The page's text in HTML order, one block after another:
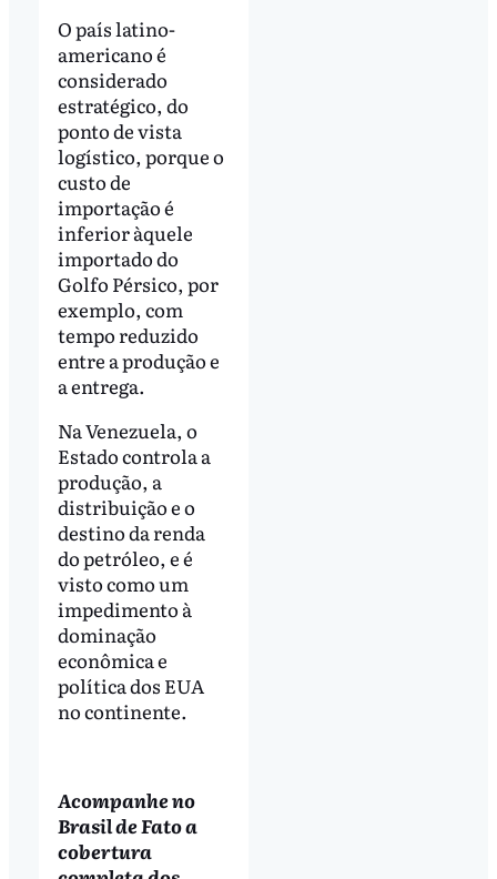
O país latino-
americano é
considerado
estratégico, do
ponto de vista
logístico, porque o
custo de
importação é
inferior àquele
importado do
Golfo Pérsico, por
exemplo, com
tempo reduzido
entre a produção e
a entrega.
Na Venezuela, o
Estado controla a
produção, a
distribuição e o
destino da renda
do petróleo, e é
visto como um
impedimento à
dominação
econômica e
política dos EUA
no continente.
Acompanhe no
Brasil de Fato a
cobertura